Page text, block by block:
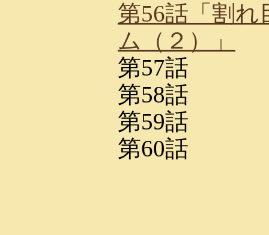
第56話「割
ム（２）」
第57話
第58話
第59話
第60話